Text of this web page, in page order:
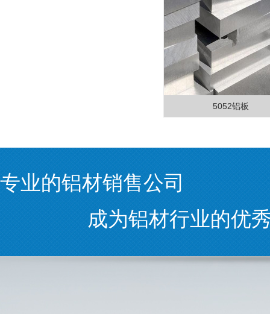
5052铝板
专业的铝材销售公司
成为铝材行业的优